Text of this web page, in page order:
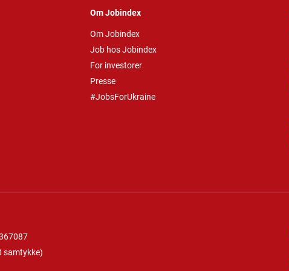
Om Jobindex
Om Jobindex
Job hos Jobindex
For investorer
Presse
#JobsForUkraine
samtykke)